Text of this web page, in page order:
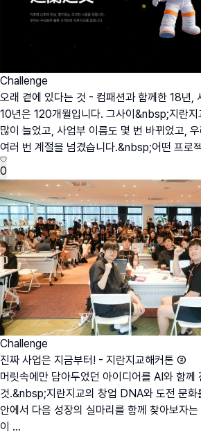
Challenge
오래 곁에 있다는 것 - 컴패션과 함께한 18년,
10년은 120개월입니다. 그사이&nbsp;지란지
많이 늘었고, 사업부 이름도 몇 번 바뀌었고,
여러 번 계절을 넘겼습니다.&nbsp;어떤 프로
0
Challenge
진짜 사업은 지금부터! - 지란지교해커톤 ②
머릿속에만 담아두었던 아이디어를 AI와 함께
것.&nbsp;지란지교의 창업 DNA와 도전 문화
안에서 다음 성장의 실마리를 함께 찾아보자
이 ...